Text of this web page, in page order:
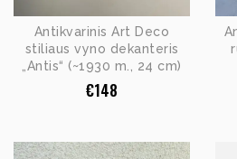
Antikvarinis Art Deco
stiliaus vyno dekanteris
„Antis“ (~1930 m., 24 cm)
€148